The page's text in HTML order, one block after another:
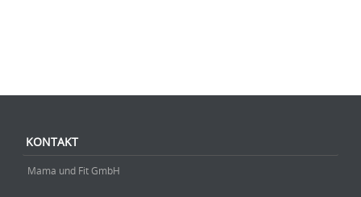
KONTAKT
Mama und Fit GmbH